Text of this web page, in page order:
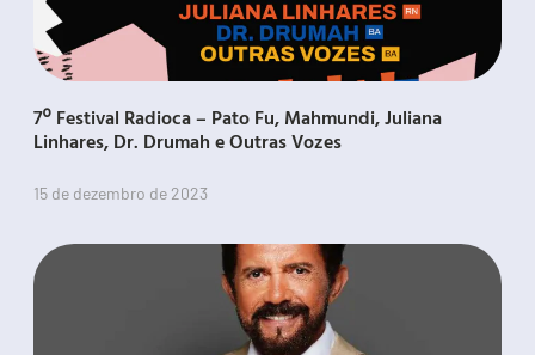
7º Festival Radioca – Pato Fu, Mahmundi, Juliana
Linhares, Dr. Drumah e Outras Vozes
15 de dezembro de 2023